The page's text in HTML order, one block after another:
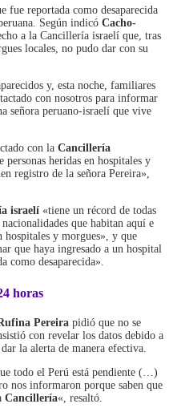
fue reportada como desaparecida
Según indicó Cacho-
a la Cancillería israelí que, tras
locales, no pudo dar con su
y, esta noche, familiares
con nosotros para informar
señora peruano-israelí que vive
con la Cancillería
heridas en hospitales y
registro de la señora Pereira»,
israelí «tiene un récord de todas
que habitan aquí e
y morgues», y que
que haya ingresado a un hospital
como desaparecida».
horas
Pereira pidió que no se
con revelar los datos debido a
la alerta de manera efectiva.
todo el Perú está pendiente (…)
nos informaron porque saben que
Cancillería«, resaltó.